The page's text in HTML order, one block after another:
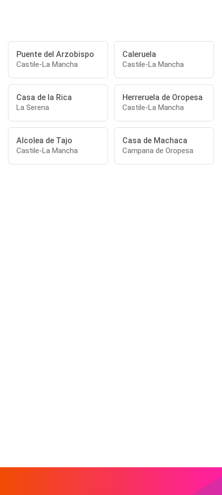
Puente del Arzobispo
Castile-La Mancha
Caleruela
Castile-La Mancha
Casa de la Rica
La Serena
Herreruela de Oropesa
Castile-La Mancha
Alcolea de Tajo
Castile-La Mancha
Casa de Machaca
Campana de Oropesa